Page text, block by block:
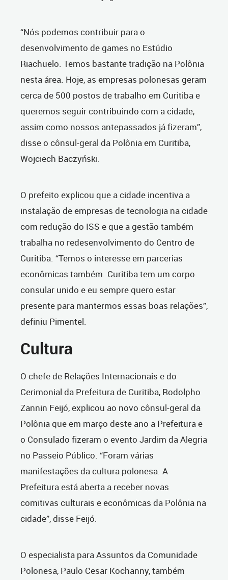
“Nós podemos contribuir para o
desenvolvimento de games no Estúdio
Riachuelo. Temos bastante tradição na Polônia
nesta área. Hoje, as empresas polonesas geram
cerca de 500 postos de trabalho em Curitiba e
queremos seguir contribuindo com a cidade,
assim como nossos antepassados já fizeram”,
disse o cônsul-geral da Polônia em Curitiba,
Wojciech Baczyński.
O prefeito explicou que a cidade incentiva a
instalação de empresas de tecnologia na cidade
com redução do ISS e que a gestão também
trabalha no redesenvolvimento do Centro de
Curitiba. “Temos o interesse em parcerias
econômicas também. Curitiba tem um corpo
consular unido e eu sempre quero estar
presente para mantermos essas boas relações”,
definiu Pimentel.
Cultura
O chefe de Relações Internacionais e do
Cerimonial da Prefeitura de Curitiba, Rodolpho
Zannin Feijó, explicou ao novo cônsul-geral da
Polônia que em março deste ano a Prefeitura e
o Consulado fizeram o evento Jardim da Alegria
no Passeio Público. “Foram várias
manifestações da cultura polonesa. A
Prefeitura está aberta a receber novas
comitivas culturais e econômicas da Polônia na
cidade”, disse Feijó.
O especialista para Assuntos da Comunidade
Polonesa, Paulo Cesar Kochanny, também